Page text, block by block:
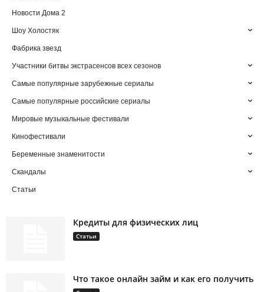
Новости Дома 2
Шоу Холостяк
Фабрика звезд
Участники битвы экстрасенсов всех сезонов
Самые популярные зарубежные сериалы
Самые популярные российские сериалы
Мировые музыкальные фестивали
Кинофестивали
Беременные знаменитости
Скандалы
Статьи
Кредиты для физических лиц
Статьи
Что такое онлайн займ и как его получить